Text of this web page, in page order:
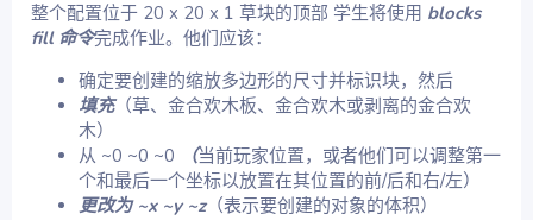
整个配置位于 20 x 20 x 1 草块的顶部 学生将使用 blocks
fill 命令完成作业。他们应该：
确定要创建的缩放多边形的尺寸并标识块，然后
填充（草、金合欢木板、金合欢木或剥离的金合欢
木）
从 ~0 ~0 ~0 （当前玩家位置，或者他们可以调整第一
个和最后一个坐标以放置在其位置的前/后和右/左）
更改为 ~x ~y ~z（表示要创建的对象的体积）